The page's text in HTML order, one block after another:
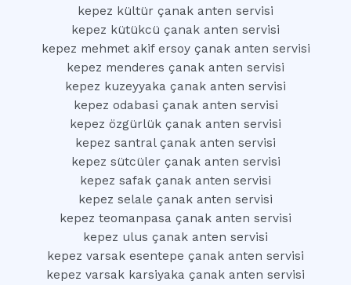
kepez kültür çanak anten servisi
kepez kütükcü çanak anten servisi
kepez mehmet akif ersoy çanak anten servisi
kepez menderes çanak anten servisi
kepez kuzeyyaka çanak anten servisi
kepez odabasi çanak anten servisi
kepez özgürlük çanak anten servisi
kepez santral çanak anten servisi
kepez sütcüler çanak anten servisi
kepez safak çanak anten servisi
kepez selale çanak anten servisi
kepez teomanpasa çanak anten servisi
kepez ulus çanak anten servisi
kepez varsak esentepe çanak anten servisi
kepez varsak karsiyaka çanak anten servisi